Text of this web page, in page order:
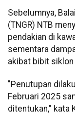
Sebelumnya,
(TNGR) NTB
pendakian di
sementara
akibat bibit
"Penutupan
Februari 2025
ditentukan," kata